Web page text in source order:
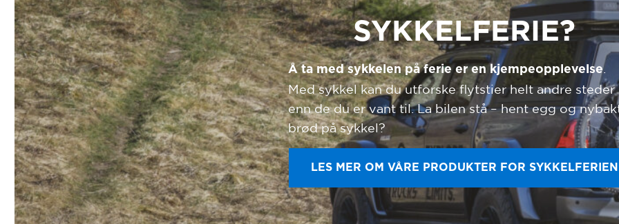
SYKKELFERIE?
Å ta med sykkelen på ferie er en kjempeopplevelse.
Med sykkel kan du utforske flytstier helt andre steder
enn de du er vant til. La bilen stå – hent egg og
brød på sykkel?
LES MER OM VÅRE PRODUKTER FOR SYKKELFERIEN